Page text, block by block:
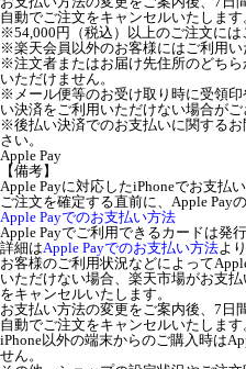
自動でご注文をキャンセルいたします
※54,000円（税込）以上のご注文には
※楽天会員以外のお客様にはご利用い
※注文者またはお届け先住所のどち
いただけません。
※メール便等のお受け取り時に受領
い決済をご利用いただけない場合がご
※後払い決済でのお支払いに関するお
さい。
Apple Pay
【備考】
Apple Payに対応したiPhoneでお支払
ご注文を確定する直前に、Apple Pay
Apple Payでのお支払い方法
Apple Payでご利用できるカードは発
詳細はApple Payでのお支払い方法よ
お客様のご利用状況などによって
いただけない場合、楽天市場がお支
をキャンセルいたします。
お支払い方法の変更をご案内後、7日
自動でご注文をキャンセルいたします
iPhone以外の端末からのご購入時は
せん。